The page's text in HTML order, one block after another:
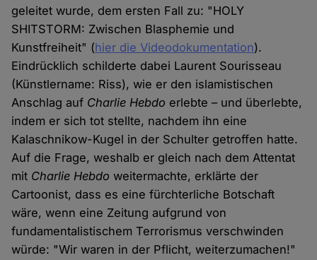
geleitet wurde, dem ersten Fall zu: "HOLY
SHITSTORM: Zwischen Blasphemie und
Kunstfreiheit" (hier die Videodokumentation).
Eindrücklich schilderte dabei Laurent Sourisseau
(Künstlername: Riss), wie er den islamistischen
Anschlag auf Charlie Hebdo erlebte – und überlebte,
indem er sich tot stellte, nachdem ihn eine
Kalaschnikow-Kugel in der Schulter getroffen hatte.
Auf die Frage, weshalb er gleich nach dem Attentat
mit Charlie Hebdo weitermachte, erklärte der
Cartoonist, dass es eine fürchterliche Botschaft
wäre, wenn eine Zeitung aufgrund von
fundamentalistischem Terrorismus verschwinden
würde: "Wir waren in der Pflicht, weiterzumachen!"